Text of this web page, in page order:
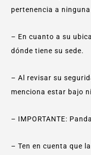
pertenencia a
– En cuanto a su
dónde tiene su sede.
– Al revisar su
menciona estar bajo
– IMPORTANTE:
– Ten en cuenta que